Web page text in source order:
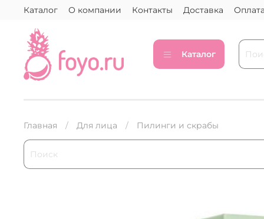
Каталог О компании Контакты Доставка
Каталог
Главная Для лица Пилинги и скрабы